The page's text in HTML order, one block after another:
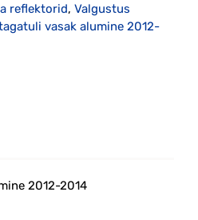
reflektorid, Valgustus
vasak alumine 2012-
2012-2014